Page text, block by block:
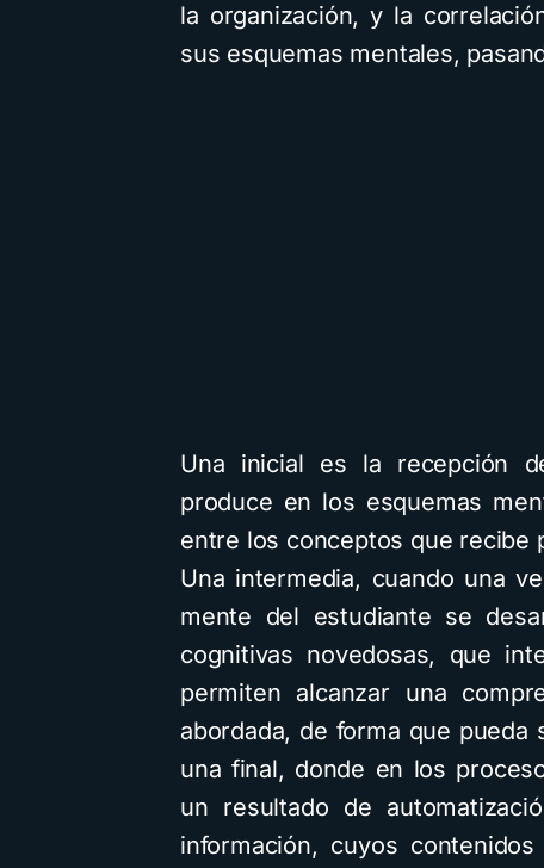
la organización, y la
sus esquemas mentales,
Una inicial es la recepción
produce en los esquemas
entre los conceptos que recibe
Una intermedia, cuando una
mente del estudiante se
cognitivas novedosas, que
permiten alcanzar una
abordada, de forma que
una final, donde en los
un resultado de
información, cuyos